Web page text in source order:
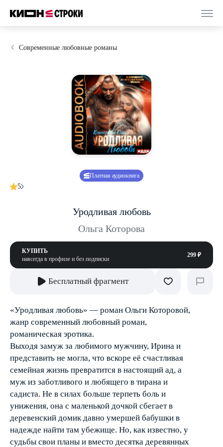
Современные любовные романы
Платная аудиокнига
5
Уродливая любовь
Ольга Которова
КУПИТЬ
навсегда в профиле и без подписки
299 ₽
Бесплатный фрагмент
«Уродливая любовь» — роман Ольги Которовой,
жанр современный любовный роман,
романическая эротика.
Выходя замуж за любимого мужчину, Ирина и
представить не могла, что вскоре её счастливая
семейная жизнь превратится в настоящий ад, а
муж из заботливого и любящего в тирана и
садиста. Не в силах больше терпеть боль и
унижения, она с маленькой дочкой сбегает в
деревенский домик давно умершей бабушки в
надежде найти там убежище. Но, как известно, у
судьбы свои планы и вместо десятка деревянных